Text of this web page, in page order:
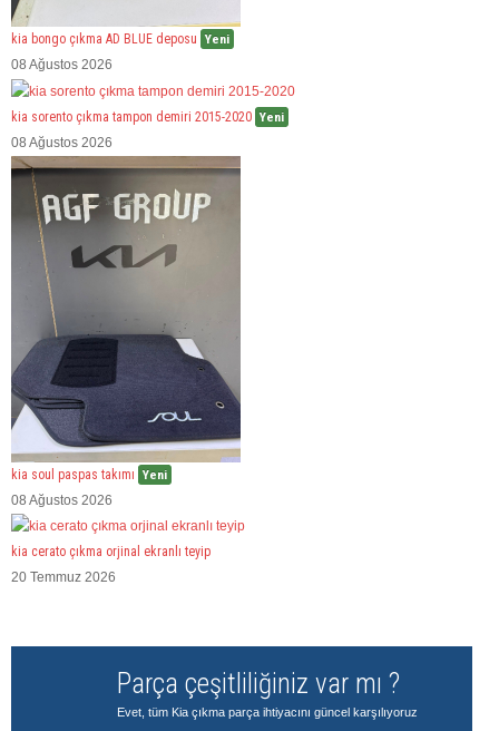
kia bongo çıkma AD BLUE deposu Yeni
08 Ağustos 2026
kia sorento çıkma tampon demiri 2015-2020 Yeni
08 Ağustos 2026
kia soul paspas takımı Yeni
08 Ağustos 2026
kia cerato çıkma orjinal ekranlı teyip
20 Temmuz 2026
Parça çeşitliliğiniz var mı ?
Evet, tüm Kia çıkma parça ihtiyacını güncel karşılıyoruz